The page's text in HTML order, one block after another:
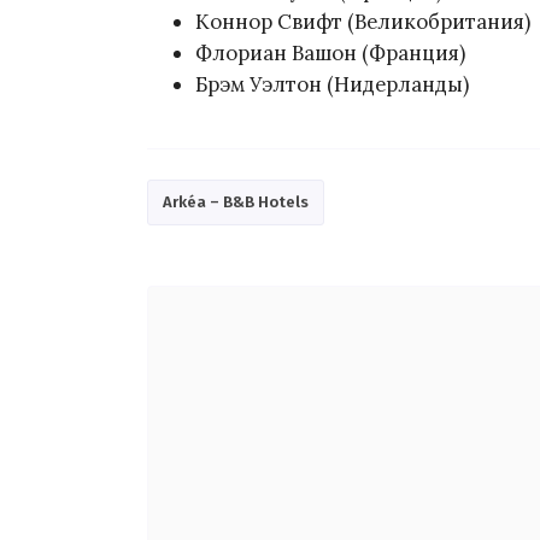
Коннор Свифт (Великобритания)
Флориан Вашон (Франция)
Брэм Уэлтон (Нидерланды)
Arkéa – B&B Hotels